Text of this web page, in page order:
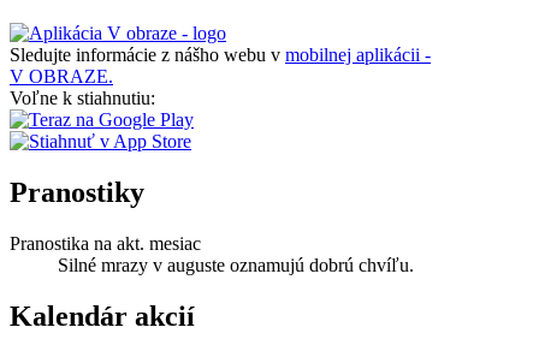
Sledujte informácie z nášho webu v mobilnej aplikácii -
V OBRAZE.
Voľne k stiahnutiu:
Pranostiky
Pranostika na akt. mesiac
Silné mrazy v auguste oznamujú dobrú chvíľu.
Kalendár akcií